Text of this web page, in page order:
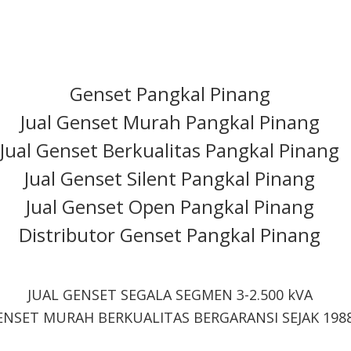
Genset Pangkal Pinang
Jual Genset Murah Pangkal Pinang
Jual Genset Berkualitas Pangkal Pinang
Jual Genset Silent Pangkal Pinang
Jual Genset Open Pangkal Pinang
Distributor Genset Pangkal Pinang
JUAL GENSET SEGALA SEGMEN 3-2.500 kVA
MURAH BERKUALITAS BERGARANSI SEJAK